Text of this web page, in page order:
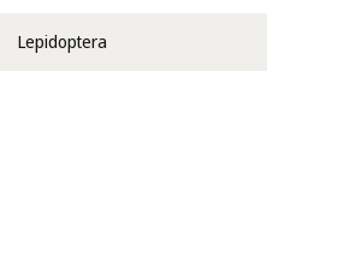
Lepidoptera